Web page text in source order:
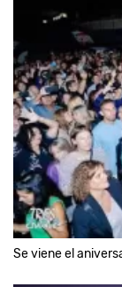
Se viene el